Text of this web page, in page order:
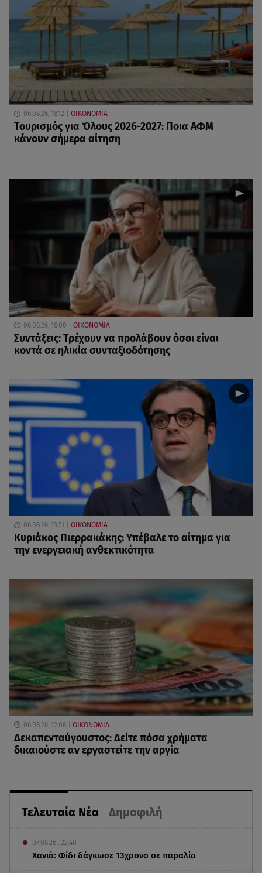
Τελευταία Νέα Δημοφιλή
07.08.26 , 22:40
Χανιά: Φίδι δάγκωσε 13χρονο σε παραλία
06.08.26, 18:12 ΟΙΚΟΝΟΜΙΑ
Τουρισμός για Όλους 2026-2027: Ποια ΑΦΜ
κάνουν σήμερα αίτηση
06.08.26, 16:00 ΟΙΚΟΝΟΜΙΑ
Συντάξεις: Τρέχουν να προλάβουν όσοι είναι
κοντά σε ηλικία συνταξιοδότησης
06.08.26, 13:51 ΟΙΚΟΝΟΜΙΑ
Κυριάκος Πιερρακάκης: Υπέβαλε το αίτημα για
την ενεργειακή ανθεκτικότητα
06.08.26, 12:08 ΟΙΚΟΝΟΜΙΑ
Δεκαπενταύγουστος: Δείτε πόσα χρήματα
δικαιούστε αν εργαστείτε την αργία